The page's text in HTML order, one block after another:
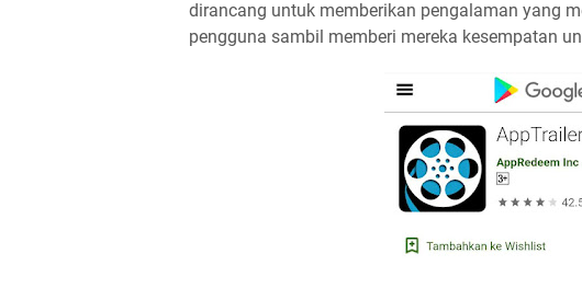
dirancang untuk memberikan pengalaman yang
pengguna sambil memberi mereka kesempatan